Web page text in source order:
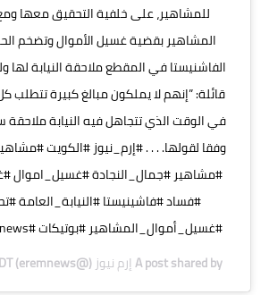
للمشاهير، على خلفية التحقيق معها
المشاهير بقضية غسيل الأموال وتضخم
الفاشنيستا في المقطع ملاحقة النيابة لها
قائلة: ”إنهم لا يملكون مبالغ كبيرة تتطلب
في الوقت الذي تتجاهل فيه النيابة ملاحقة
وفقا لقولها. . . . #إرم_نيوز #الكويت
#مشاهير #جمال_النجادة #غسيل_اموال
#فساد #فاشينيستا #النيابة_العامة
#غسيل_أموال_المشاهير #بوتيكات #kuwait #trend #news
A post shared byإرم نيوز(@eremnews) on